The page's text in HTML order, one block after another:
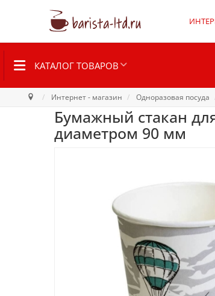
КАТАЛОГ ТОВАРОВ
Интернет - магазин
Одноразовая посуда
Бумажный стакан
диаметром 90 мм